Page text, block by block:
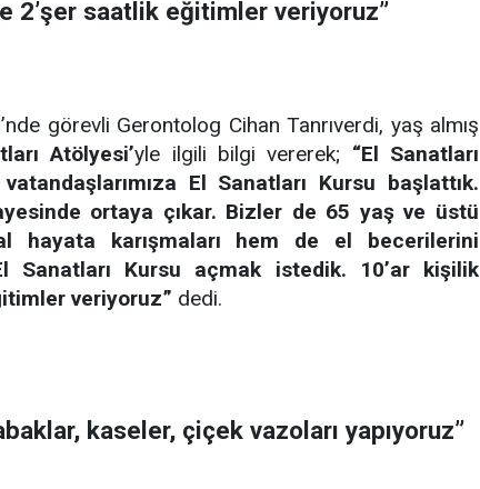
2’şer saatlik eğitimler veriyoruz”
görevli Gerontolog Cihan Tanrıverdi, yaş almış
Atölyesi’yle ilgili bilgi vererek; “El Sanatları
El Sanatları Kursu başlattık.
ortaya çıkar. Bizler de 65 yaş ve üstü
hayata karışmaları hem de el becerilerini
Sanatları Kursu açmak istedik. 10’ar kişilik
veriyoruz” dedi.
kaseler, çiçek vazoları yapıyoruz”